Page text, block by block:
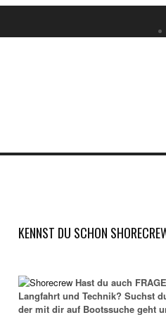
KENNST DU SCHON
Hast du auch
Langfahrt und Technik? Suchst
der mit dir auf Bootssuche geht